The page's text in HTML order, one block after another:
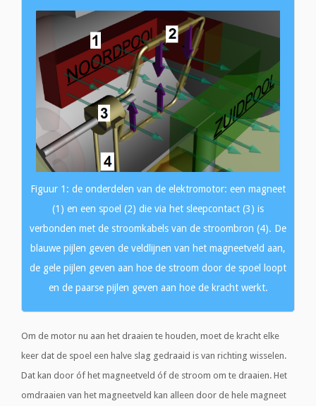
Figuur 1: de onderdelen van de elektromotor: een magneet
(1) en een spoel (2) die via het sleepcontact (3) is
verbonden met de stroomkabels van de stroombron (4). De
blauwe pijlen geven de veldlijnen van het magneetveld aan,
de gele pijlen geven aan hoe de stroom door de spoel loopt
en de paarse pijlen geven aan hoe de kracht werkt.
Om de motor nu aan het draaien te houden, moet de kracht elke
keer dat de spoel een halve slag gedraaid is van richting wisselen.
Dat kan door óf het magneetveld óf de stroom om te draaien. Het
omdraaien van het magneetveld kan alleen door de hele magneet